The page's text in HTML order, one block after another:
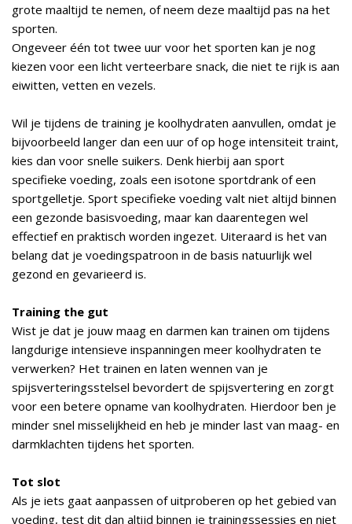
grote maaltijd te nemen, of neem deze maaltijd pas na het
sporten.
Ongeveer één tot twee uur voor het sporten kan je nog
kiezen voor een licht verteerbare snack, die niet te rijk is aan
eiwitten, vetten en vezels.
Wil je tijdens de training je koolhydraten aanvullen, omdat je
bijvoorbeeld langer dan een uur of op hoge intensiteit traint,
kies dan voor snelle suikers. Denk hierbij aan sport
specifieke voeding, zoals een isotone sportdrank of een
sportgelletje. Sport specifieke voeding valt niet altijd binnen
een gezonde basisvoeding, maar kan daarentegen wel
effectief en praktisch worden ingezet. Uiteraard is het van
belang dat je voedingspatroon in de basis natuurlijk wel
gezond en gevarieerd is.
Training the gut
Wist je dat je jouw maag en darmen kan trainen om tijdens
langdurige intensieve inspanningen meer koolhydraten te
verwerken? Het trainen en laten wennen van je
spijsverteringsstelsel bevordert de spijsvertering en zorgt
voor een betere opname van koolhydraten. Hierdoor ben je
minder snel misselijkheid en heb je minder last van maag- en
darmklachten tijdens het sporten.
Tot slot
Als je iets gaat aanpassen of uitproberen op het gebied van
voeding, test dit dan altijd binnen je trainingssessies en niet